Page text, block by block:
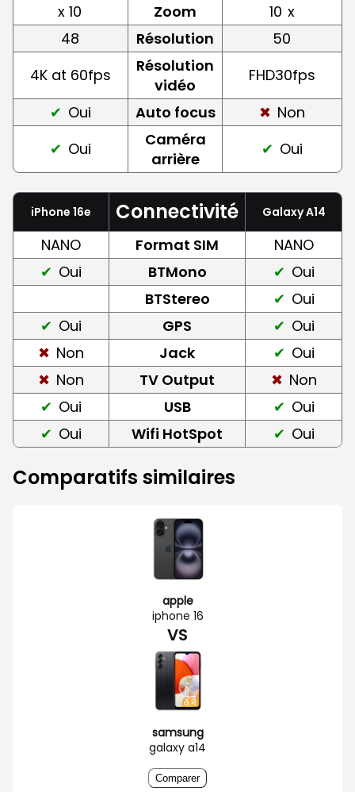
x 10 Zoom 10 x
48
Résolution
50
4K at 60fps
Résolution
vidéo
FHD30fps
Oui
Auto focus
Non
Oui
Caméra
arrière
Oui
iPhone 16e Connectivité Galaxy A14
NANO Format SIM
NANO
Oui
BTMono
Oui
BTStereo
Oui
Oui
GPS
Oui
Non
Jack
Oui
Non
TV Output
Non
Oui
USB
Oui
Oui
Wifi HotSpot Oui
Comparatifs similaires
apple
iphone 16
VS
samsung
galaxy a14
Comparer